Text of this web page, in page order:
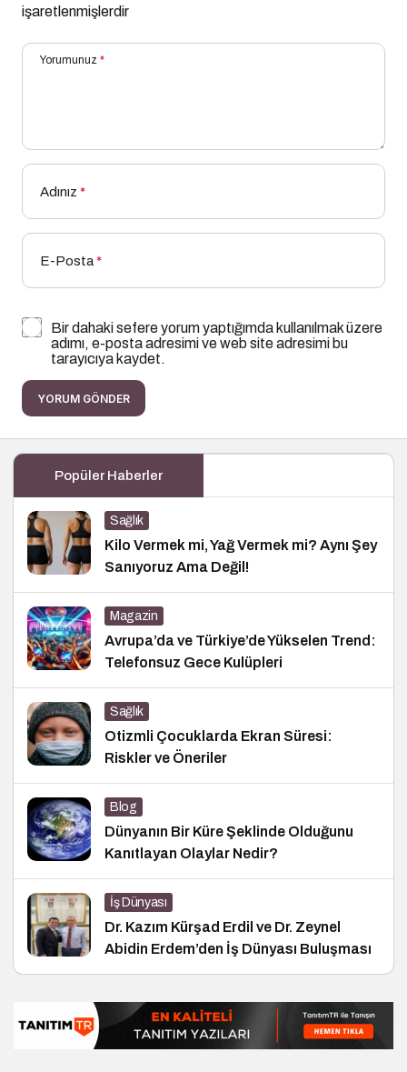
işaretlenmişlerdir
Yorumunuz *
Adınız *
E-Posta*
Bir dahaki sefere yorum yaptığımda kullanılmak üzere
adımı, e-posta adresimi ve web site adresimi bu
tarayıcıya kaydet.
YORUM GÖNDER
Popüler Haberler
Sağlık
Kilo Vermek mi, Yağ Vermek mi? Aynı Şey
Sanıyoruz Ama Değil!
Magazin
Avrupa’da ve Türkiye’de Yükselen Trend:
Telefonsuz Gece Kulüpleri
Sağlık
Otizmli Çocuklarda Ekran Süresi:
Riskler ve Öneriler
Blog
Dünyanın Bir Küre Şeklinde Olduğunu
Kanıtlayan Olaylar Nedir?
İş Dünyası
Dr. Kazım Kürşad Erdil ve Dr. Zeynel
Abidin Erdem’den İş Dünyası Buluşması